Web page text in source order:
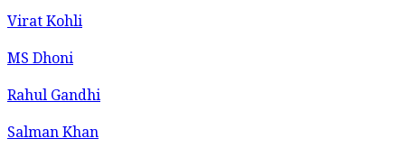
Virat Kohli
MS Dhoni
Rahul Gandhi
Salman Khan